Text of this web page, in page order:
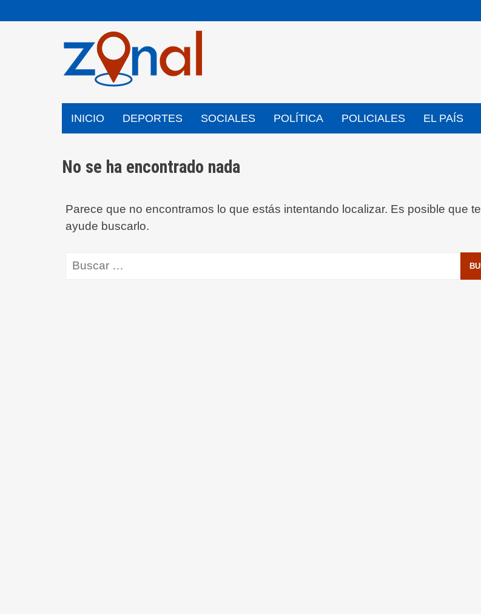
al
INICIO DEPORTES SOCIALES POLÍTICA POLICIALES EL PAÍS
No se ha encontrado nada
Parece que no encontramos lo que estás intentando localizar. Es posible que te
ayude buscarlo.
Buscar: